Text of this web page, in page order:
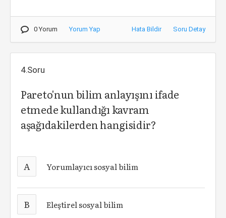
0 Yorum Yorum Yap Hata Bildir Soru Detay
4.Soru
Pareto'nun bilim anlayışını ifade
etmede kullandığı kavram
aşağıdakilerden hangisidir?
A Yorumlayıcı sosyal bilim
B Eleştirel sosyal bilim